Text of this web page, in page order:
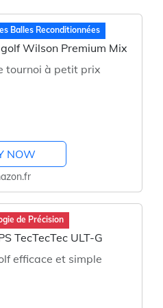
Balles Reconditionnées
Wilson Premium Mix
tournoi à petit prix
NOW
de Précision
TecTecTec ULT-G
efficace et simple